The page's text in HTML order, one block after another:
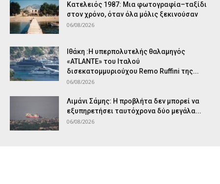
Κατελειός 1987: Μια φωτογραφία–ταξίδι
στον χρόνο, όταν όλα μόλις ξεκινούσαν
06/08/2026
Ιθάκη :Η υπερπολυτελής θαλαμηγός
«ATLANTE» του Ιταλού
δισεκατομμυριούχου Remo Ruffini της...
06/08/2026
Λιμάνι Σάμης: Η προβλήτα δεν μπορεί να
εξυπηρετήσει ταυτόχρονα δύο μεγάλα...
06/08/2026